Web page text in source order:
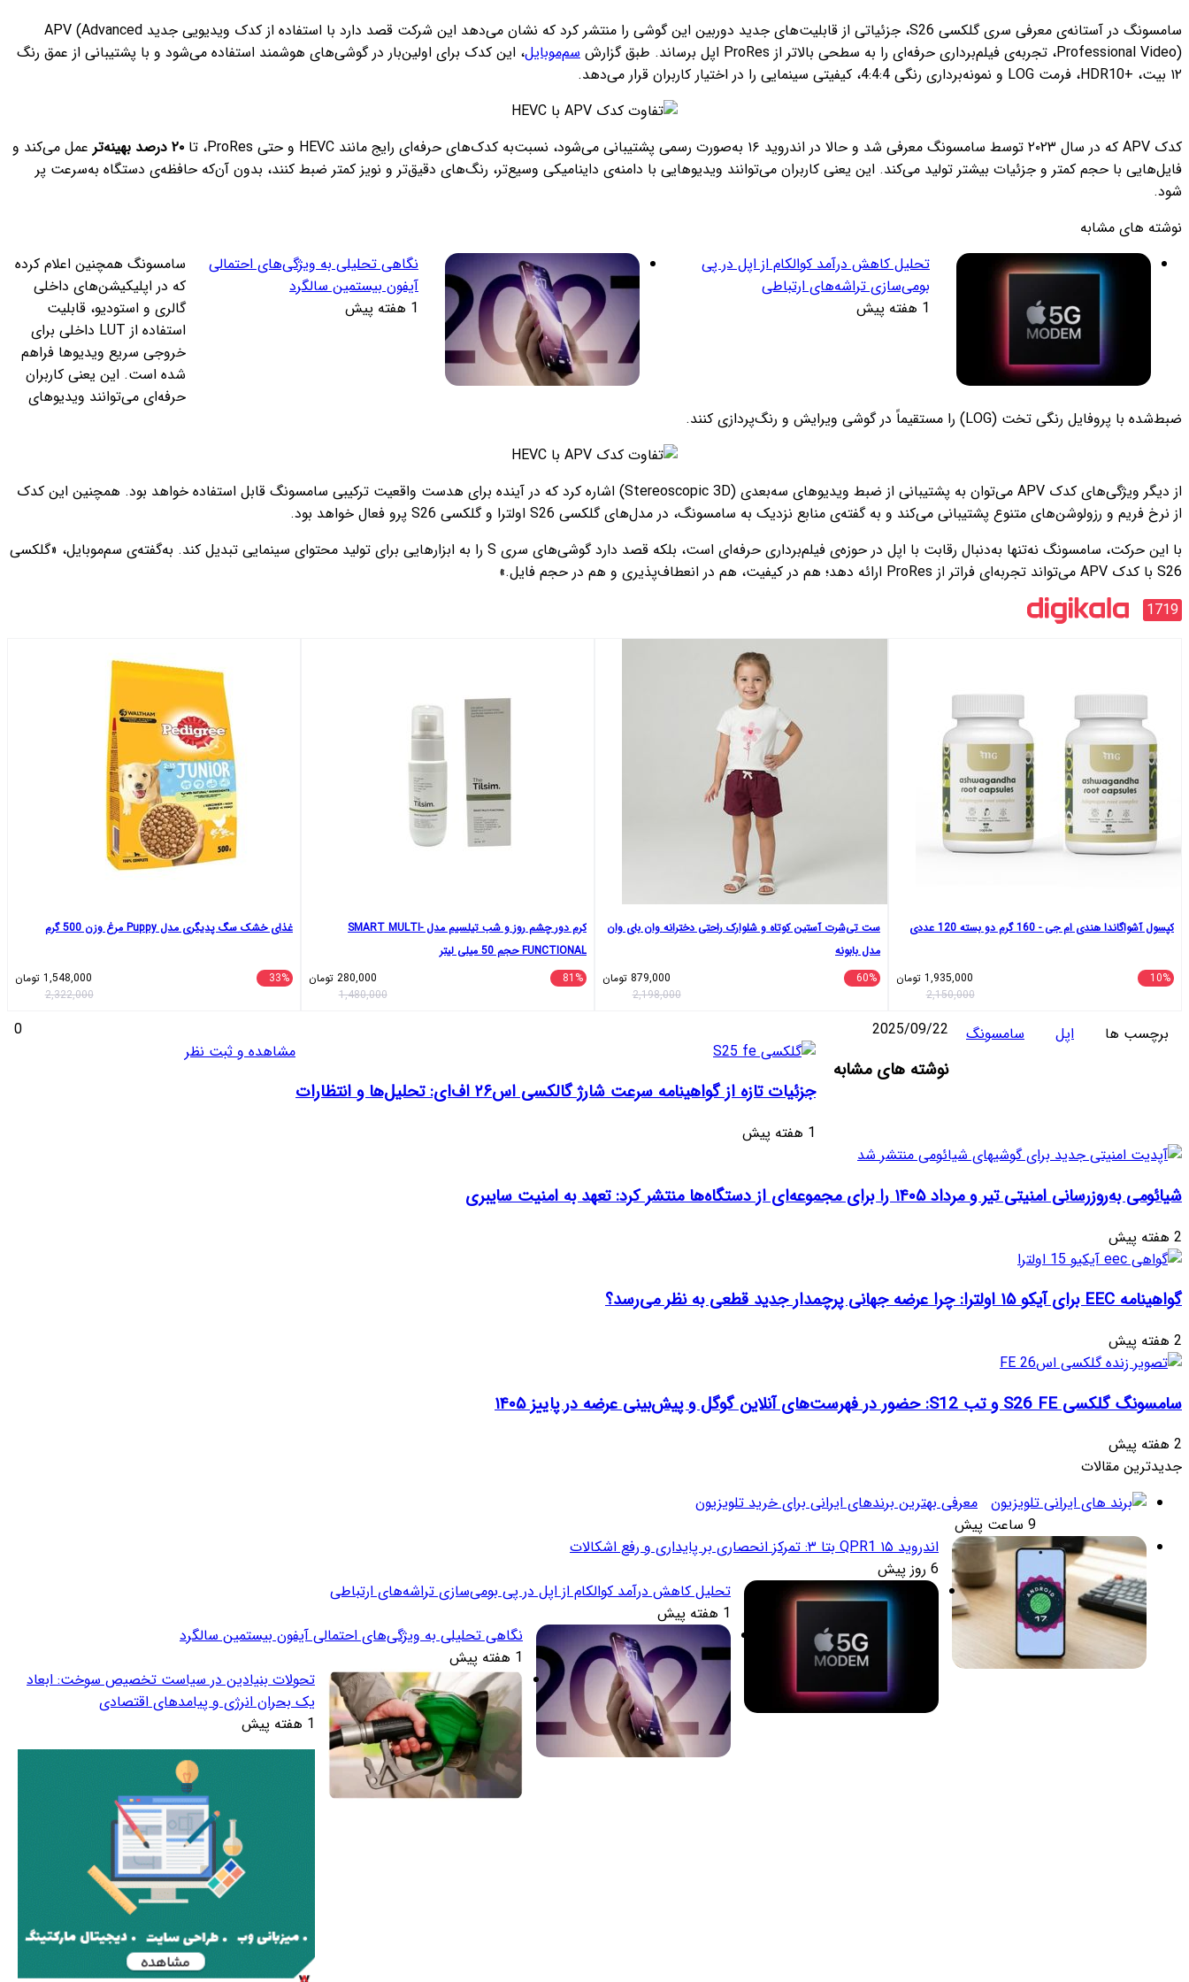
سامسونگ در آستانه‌ی معرفی سری گلکسی S26، جزئیاتی از قابلیت‌های جدید دوربین این گوشی را منتشر کرد که نشان می‌دهد این شرکت قصد دارد با استفاده از کدک ویدیویی جدید APV (Advanced
Professional Video)، تجربه‌ی فیلم‌برداری حرفه‌ای را به سطحی بالاتر از ProRes اپل برساند. طبق گزارش
سم‌موبایل، این کدک برای اولین‌بار در گوشی‌های هوشمند استفاده می‌شود و با پشتیبانی از عمق رنگ
۱۲ بیت، +HDR10، فرمت LOG و نمونه‌برداری رنگی 4:4:4، کیفیتی سینمایی را در اختیار کاربران قرار می‌دهد.
کدک APV که در سال ۲۰۲۳ توسط سامسونگ معرفی شد و حالا در اندروید ۱۶ به‌صورت رسمی پشتیبانی می‌شود، نسبت‌به کدک‌های حرفه‌ای رایج مانند HEVC و حتی ProRes، تا ۲۰ درصد بهینه‌تر
عمل می‌کند و
فایل‌هایی با حجم کمتر و جزئیات بیشتر تولید می‌کند. این یعنی کاربران می‌توانند ویدیوهایی با دامنه‌ی داینامیکی وسیع‌تر، رنگ‌های دقیق‌تر و نویز کمتر ضبط کنند، بدون آن‌که حافظه‌ی دستگاه به‌سرعت پر
شود.
نوشته های مشابه
تحلیل کاهش درآمد کوالکام از اپل در پی
بومی‌سازی تراشه‌های ارتباطی
1 هفته پیش
نگاهی تحلیلی به ویژگی‌های احتمالی
آیفون بیستمین سالگرد
1 هفته پیش
سامسونگ همچنین اعلام کرده
که در اپلیکیشن‌های داخلی
گالری و استودیو، قابلیت
استفاده از LUT داخلی برای
خروجی سریع ویدیوها فراهم
شده است. این یعنی کاربران
حرفه‌ای می‌توانند ویدیوهای
ضبط‌شده با پروفایل رنگی تخت (LOG) را مستقیماً در گوشی ویرایش و رنگ‌پردازی کنند.
از دیگر ویژگی‌های کدک APV می‌توان به پشتیبانی از ضبط ویدیوهای سه‌بعدی (Stereoscopic 3D) اشاره کرد که در آینده برای هدست واقعیت ترکیبی سامسونگ قابل استفاده خواهد بود. همچنین این کدک
از نرخ فریم و رزولوشن‌های متنوع پشتیبانی می‌کند و به گفته‌ی منابع نزدیک به سامسونگ، در مدل‌های گلکسی S26 اولترا و گلکسی S26 پرو فعال خواهد بود.
با این حرکت، سامسونگ نه‌تنها به‌دنبال رقابت با اپل در حوزه‌ی فیلم‌برداری حرفه‌ای است، بلکه قصد دارد گوشی‌های سری S را به ابزارهایی برای تولید محتوای سینمایی تبدیل کند. به‌گفته‌ی سم‌موبایل، «گلکسی
S26 با کدک APV می‌تواند تجربه‌ای فراتر از ProRes ارائه دهد؛ هم در کیفیت، هم در انعطاف‌پذیری و هم در حجم فایل.»
1719
کپسول آشواگاندا هندی ام جی - 160 گرم دو بسته 120 عددی
10%
1,935,000 تومان
2,150,000
ست تی‌شرت آستین کوتاه و شلوارک راحتی دخترانه وان بای وان
مدل بابونه
60%
879,000 تومان
2,198,000
کرم دور چشم روز و شب تیلسیم مدل SMART MULTI-
FUNCTIONAL حجم 50 میلی لیتر
81%
280,000 تومان
1,480,000
غذای خشک سگ پدیگری مدل Puppy مرغ وزن 500 گرم
33%
1,548,000 تومان
2,322,000
برچسب ها اپل سامسونگ 2025/09/22
0
آپ
گذاری
نوشته های مشابه
جزئیات تازه از گواهینامه سرعت شارژ گالکسی اس۲۶ اف‌ای: تحلیل‌ها و انتظارات
1 هفته پیش
شیائومی به‌روزرسانی امنیتی تیر و مرداد ۱۴۰۵ را برای مجموعه‌ای از دستگاه‌ها منتشر کرد: تعهد به امنیت سایبری
2 هفته پیش
گواهینامه EEC برای آیکو ۱۵ اولترا: چرا عرضه جهانی پرچمدار جدید قطعی به نظر می‌رسد؟
2 هفته پیش
سامسونگ گلکسی S26 FE و تب S12: حضور در فهرست‌های آنلاین گوگل و پیش‌بینی عرضه در پاییز ۱۴۰۵
2 هفته پیش
مشاهده و ثبت نظر
جدیدترین مقالات
معرفی بهترین برندهای ایرانی برای خرید تلویزیون
9 ساعت پیش
اندروید ۱۵ QPR1 بتا ۳: تمرکز انحصاری بر پایداری و رفع اشکالات
6 روز پیش
تحلیل کاهش درآمد کوالکام از اپل در پی بومی‌سازی تراشه‌های ارتباطی
1 هفته پیش
نگاهی تحلیلی به ویژگی‌های احتمالی آیفون بیستمین سالگرد
1 هفته پیش
تحولات بنیادین در سیاست تخصیص سوخت: ابعاد
یک بحران انرژی و پیامدهای اقتصادی
1 هفته پیش